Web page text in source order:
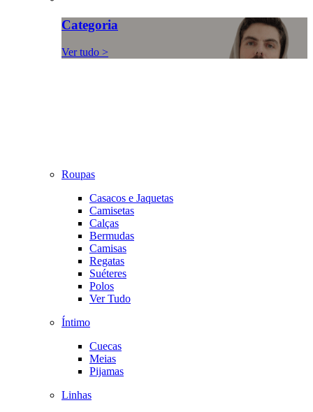
Categoria
Ver tudo >
Roupas
Casacos e Jaquetas
Camisetas
Calças
Bermudas
Camisas
Regatas
Suéteres
Polos
Ver Tudo
Íntimo
Cuecas
Meias
Pijamas
Linhas